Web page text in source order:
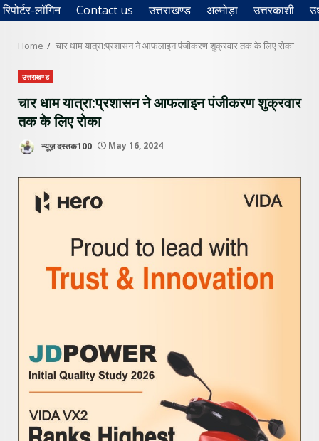
MENU
रिपोर्टर-लॉगिन Contact us उत्तराखण्ड अल्मोड़ा उत्तरकाशी
Home चार धाम यात्रा:प्रशासन ने आफलाइन पंजीकरण शुक्रवार तक के लिए रोका
उत्तराखण्ड
चार धाम यात्रा:प्रशासन ने आफलाइन पंजीकरण शुक्रवार
तक के लिए रोका
न्यूज़ दस्तक100 May 16, 2024